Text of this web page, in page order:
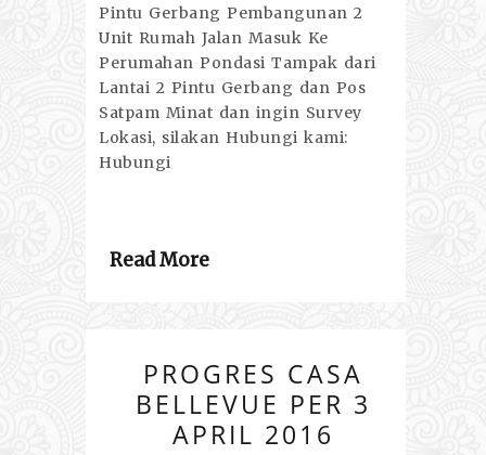
Pintu Gerbang Pembangunan 2
Unit Rumah Jalan Masuk Ke
Perumahan Pondasi Tampak dari
Lantai 2 Pintu Gerbang dan Pos
Satpam Minat dan ingin Survey
Lokasi, silakan Hubungi kami:
Hubungi
Read More
PROGRES CASA
BELLEVUE PER 3
APRIL 2016